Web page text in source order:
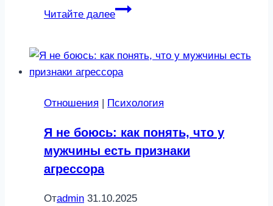
Читайте далее
3
которым
не
помогать
только
навредите
Отношения Психология
Я не боюсь: как понять, что у
мужчины есть признаки
агрессора
Отadmin 31.10.2025